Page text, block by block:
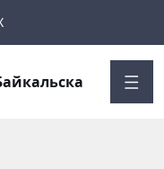
Найти